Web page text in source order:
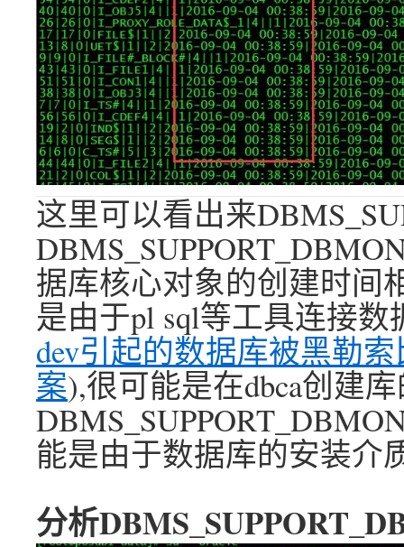
这里可以看出来
据库核心对象的创建时间
是由于pl sql等工具连接
dev引起的数据库被黑勒
案),很可能是在dbca创建
能是由于数据库的安装介
分析